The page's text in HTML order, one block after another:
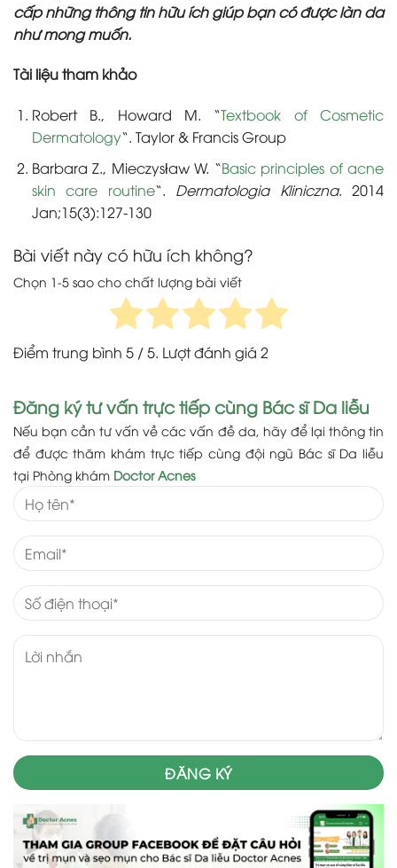
cấp những thông tin hữu ích giúp bạn có được làn da
như mong muốn.
Tài liệu tham khảo
Robert B., Howard M. “Textbook of Cosmetic
Dermatology“. Taylor & Francis Group
Barbara Z., Mieczysław W. “Basic principles of acne
skin care routine“. Dermatologia Kliniczna. 2014
Jan;15(3):127-130
Bài viết này có hữu ích không?
Chọn 1-5 sao cho chất lượng bài viết
Điểm trung bình 5 / 5. Lượt đánh giá 2
Đăng ký tư vấn trực tiếp cùng Bác sĩ Da liễu
Nếu bạn cần tư vấn về các vấn đề da, hãy để lại thông tin
để được thăm khám trực tiếp cùng đội ngũ Bác sĩ Da liễu
tại Phòng khám Doctor Acnes